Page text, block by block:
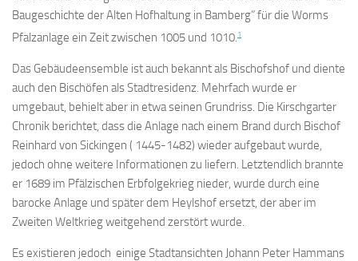
Baugeschichte der Alten Hofhaltung in Bamberg” für die Worms
Pfalzanlage ein Zeit zwischen 1005 und 1010.1
Das Gebäudeensemble ist auch bekannt als Bischofshof und diente
auch den Bischöfen als Stadtresidenz. Mehrfach wurde er
umgebaut, behielt aber in etwa seinen Grundriss. Die Kirschgarter
Chronik berichtet, dass die Anlage nach einem Brand durch Bischof
Reinhard von Sickingen ( 1445-1482) wieder aufgebaut wurde,
jedoch ohne weitere Informationen zu liefern. Letztendlich brannte
er 1689 im Pfälzischen Erbfolgekrieg nieder, wurde durch eine
barocke Anlage und später dem Heylshof ersetzt, der aber im
Zweiten Weltkrieg weitgehend zerstört wurde.
Es existieren jedoch einige Stadtansichten Johann Peter Hammans